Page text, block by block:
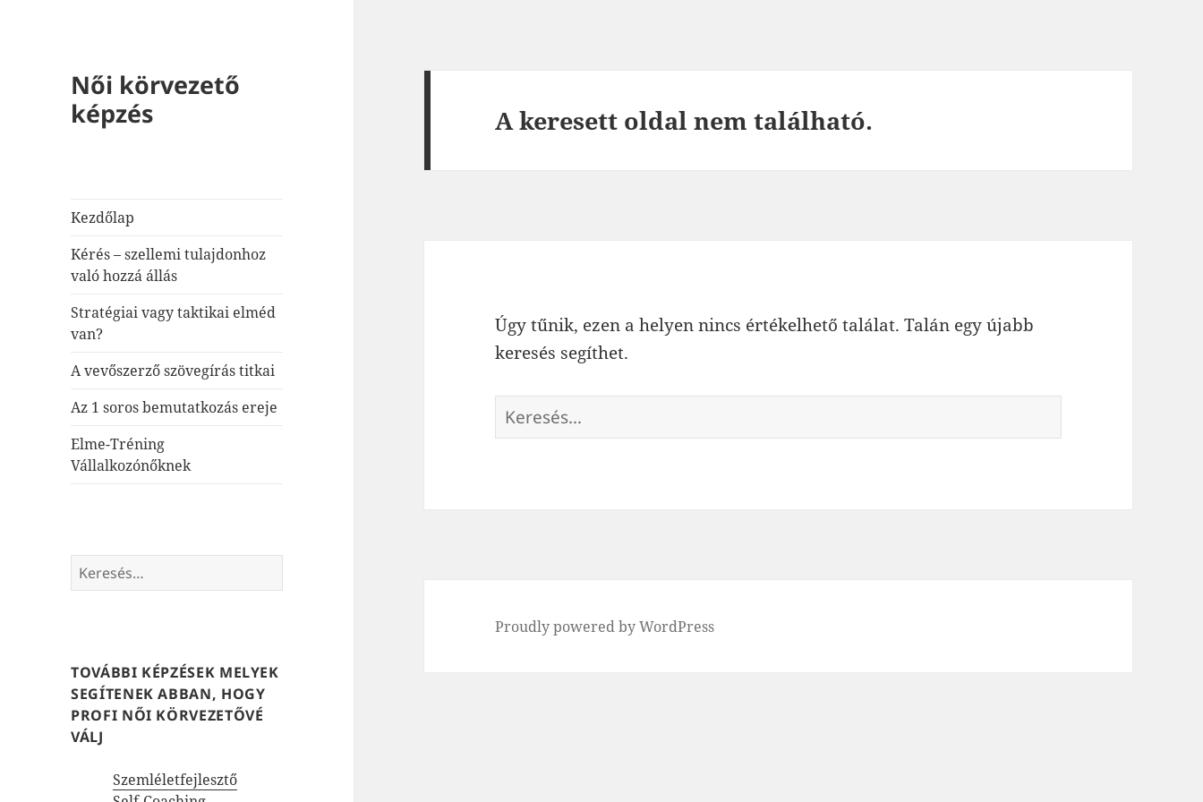
Női körvezető
képzés
Kezdőlap
Kérés – szellemi tulajdonhoz
való hozzá állás
Stratégiai vagy taktikai elméd
van?
A vevőszerző szövegírás titkai
Az 1 soros bemutatkozás ereje
Elme-Tréning
Vállalkozónőknek
Keresés:
TOVÁBBI KÉPZÉSEK MELYEK
SEGÍTENEK ABBAN, HOGY
PROFI NŐI KÖRVEZETŐVÉ
VÁLJ
Szemléletfejlesztő
A keresett oldal nem található.
Úgy tűnik, ezen a helyen nincs értékelhető találat. Talán egy újabb
keresés segíthet.
Keresés:
Proudly powered by WordPress